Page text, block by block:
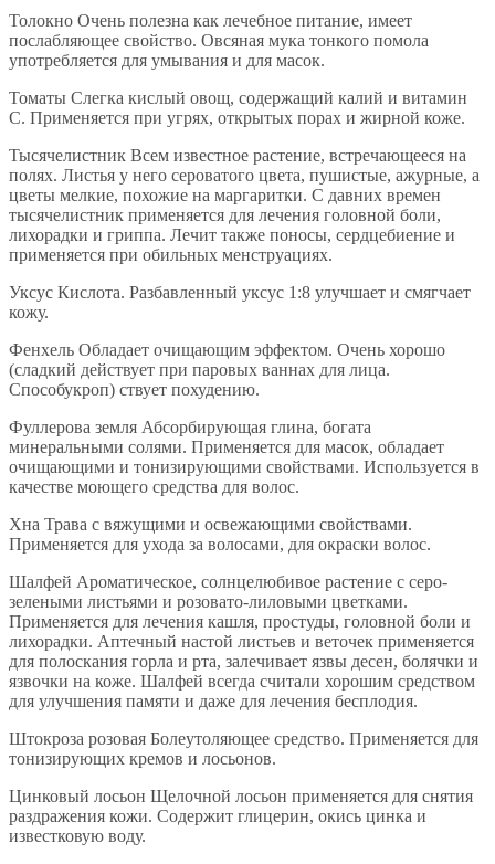
Толокно Очень полезна как лечебное питание, имеет
послабляющее свойство. Овсяная мука тонкого помола
употребляется для умывания и для масок.
Томаты Слегка кислый овощ, содержащий калий и витамин
С. Применяется при угрях, открытых порах и жирной коже.
Тысячелистник Всем известное растение, встречающееся на
полях. Листья у него сероватого цвета, пушистые, ажурные, а
цветы мелкие, похожие на маргаритки. С давних времен
тысячелистник применяется для лечения головной боли,
лихорадки и гриппа. Лечит также поносы, сердцебиение и
применяется при обильных менструациях.
Уксус Кислота. Разбавленный уксус 1:8 улучшает и смягчает
кожу.
Фенхель Обладает очищающим эффектом. Очень хорошо
(сладкий действует при паровых ваннах для лица.
Способукроп) ствует похудению.
Фуллерова земля Абсорбирующая глина, богата
минеральными солями. Применяется для масок, обладает
очищающими и тонизирующими свойствами. Используется в
качестве моющего средства для волос.
Хна Трава с вяжущими и освежающими свойствами.
Применяется для ухода за волосами, для окраски волос.
Шалфей Ароматическое, солнцелюбивое растение с серо-
зелеными листьями и розовато-лиловыми цветками.
Применяется для лечения кашля, простуды, головной боли и
лихорадки. Аптечный настой листьев и веточек применяется
для полоскания горла и рта, залечивает язвы десен, болячки и
язвочки на коже. Шалфей всегда считали хорошим средством
для улучшения памяти и даже для лечения бесплодия.
Штокроза розовая Болеутоляющее средство. Применяется для
тонизирующих кремов и лосьонов.
Цинковый лосьон Щелочной лосьон применяется для снятия
раздражения кожи. Содержит глицерин, окись цинка и
известковую воду.